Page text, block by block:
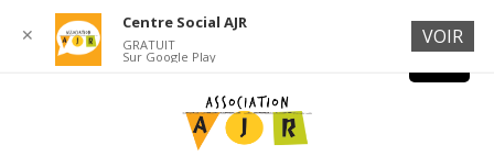
✕
Centre Social AJR
GRATUIT
Sur Google Play
VOIR